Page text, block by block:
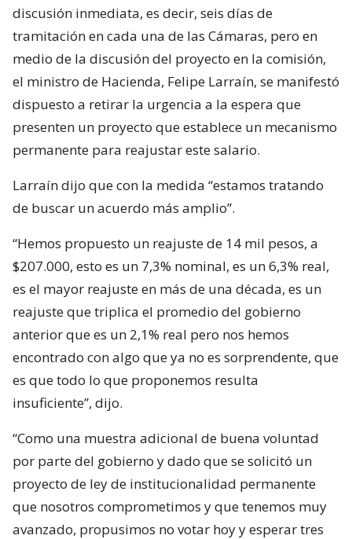
discusión inmediata, es decir, seis días de
tramitación en cada una de las Cámaras, pero en
medio de la discusión del proyecto en la comisión,
el ministro de Hacienda, Felipe Larraín, se manifestó
dispuesto a retirar la urgencia a la espera que
presenten un proyecto que establece un mecanismo
permanente para reajustar este salario.
Larraín dijo que con la medida “estamos tratando
de buscar un acuerdo más amplio”.
“Hemos propuesto un reajuste de 14 mil pesos, a
$207.000, esto es un 7,3% nominal, es un 6,3% real,
es el mayor reajuste en más de una década, es un
reajuste que triplica el promedio del gobierno
anterior que es un 2,1% real pero nos hemos
encontrado con algo que ya no es sorprendente, que
es que todo lo que proponemos resulta
insuficiente”, dijo.
“Como una muestra adicional de buena voluntad
por parte del gobierno y dado que se solicitó un
proyecto de ley de institucionalidad permanente
que nosotros comprometimos y que tenemos muy
avanzado, propusimos no votar hoy y esperar tres